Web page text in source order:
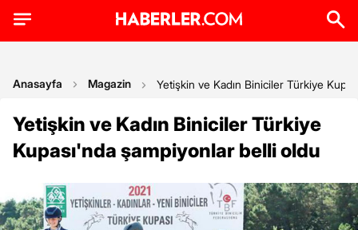
Anasayfa Magazin Yetişkin ve Kadın Biniciler Türkiye
Yetişkin ve Kadın Biniciler Türkiye
Kupası'nda şampiyonlar belli oldu